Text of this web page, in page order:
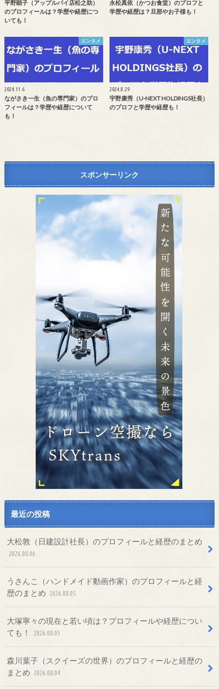
平野顕子（アップルパイ店松之助）
のプロフィールは？学歴や経歴につ
いても！
永松真依（かつお食堂）のプロフと
学歴や経歴は？旦那やお子様も！
エンタメ
2024.11.6
ながさき一生（魚の専門家）のプロ
フィールは？学歴や経歴について
も！
エンタメ
2024.8.29
宇野康秀（U-NEXT HOLDINGS社長）
のプロフと学歴や経歴も！
スポンサーリンク
最近の投稿
大松敦（日建設計社長）のプロフィールと経歴のまとめ
2026.08.06
うさんこ（ハンドメイド動画作家）のプロフィールと経
歴のまとめ 2026.08.05
大塚寧々の現在と若い頃は？プロフィールや経歴につい
ても！
2026.08.05
森川葉子（スクイーズの世界）のプロフィールと経歴の
まとめ 2026.08.04